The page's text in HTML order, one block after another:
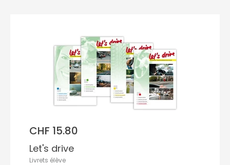
CHF 15.80
Let's drive
Livrets élève